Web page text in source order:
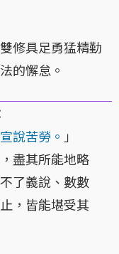
修具足勇猛精勤
的懈怠。
說苦勞。 」
盡其所能地略
了義說、數數
，皆能堪受其